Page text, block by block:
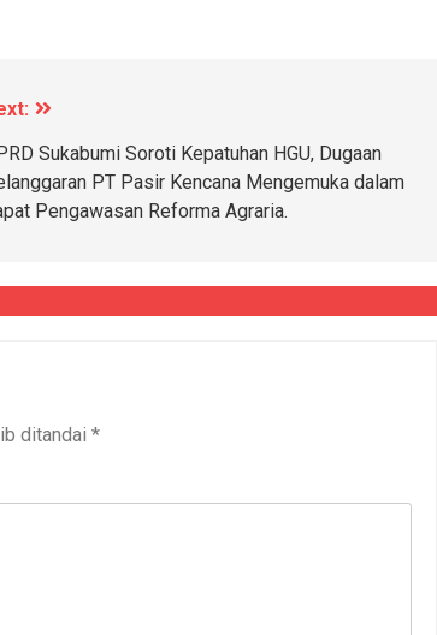
Sukabumi Soroti Kepatuhan HGU, Dugaan
PT Pasir Kencana Mengemuka dalam
Pengawasan Reforma Agraria.
ditandai *